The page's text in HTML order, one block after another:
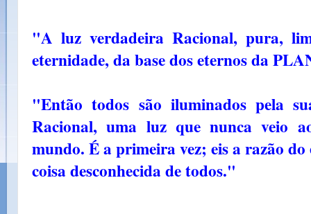
"A luz verdadeira Racional, pura,
eternidade, da base dos eternos da
"Então todos são iluminados pela
Racional, uma luz que nunca veio
mundo. É a primeira vez; eis a razão
coisa desconhecida de todos."